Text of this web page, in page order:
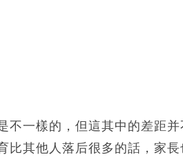
不一樣的，但這其中的差距
比其他人落后很多的話，家長